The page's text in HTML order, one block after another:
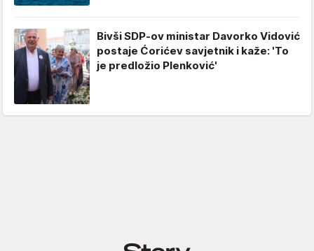
Bivši SDP-ov ministar Davorko Vidović
postaje Ćorićev savjetnik i kaže: 'To
je predložio Plenković'